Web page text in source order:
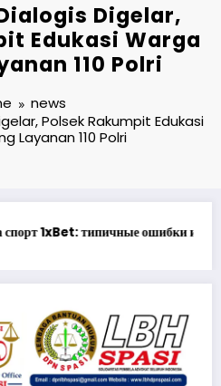
Digelar,
Edukasi Warga
110 Polri
news
Polsek Rakumpit Edukasi
Layanan 110 Polri
исправитьUnderstanding